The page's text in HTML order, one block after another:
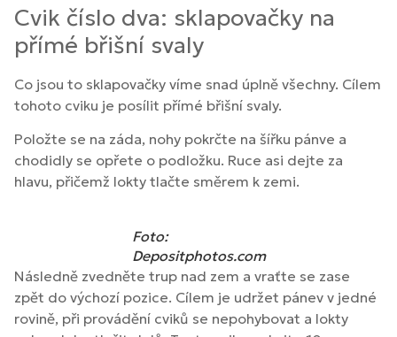
Cvik číslo dva: sklapovačky na
přímé břišní svaly
Co jsou to sklapovačky víme snad úplně všechny. Cílem
tohoto cviku je posílit přímé břišní svaly.
Položte se na záda, nohy pokrčte na šířku pánve a
chodidly se opřete o podložku. Ruce asi dejte za
hlavu, přičemž lokty tlačte směrem k zemi.
Foto:
Depositphotos.com
Následně zvedněte trup nad zem a vraťte se zase
zpět do výchozí pozice. Cílem je udržet pánev v jedné
rovině, při provádění cviků se nepohybovat a lokty